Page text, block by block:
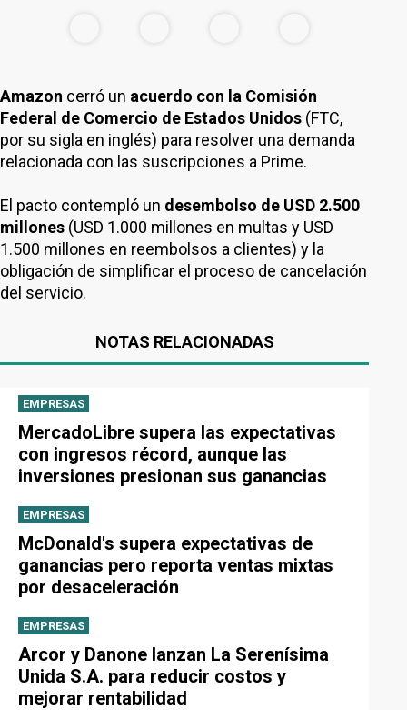
Amazon cerró un acuerdo con la Comisión
Federal de Comercio de Estados Unidos (FTC,
por su sigla en inglés) para resolver una demanda
relacionada con las suscripciones a Prime.
El pacto contempló un desembolso de USD 2.500
millones (USD 1.000 millones en multas y USD
1.500 millones en reembolsos a clientes) y la
obligación de simplificar el proceso de cancelación
del servicio.
NOTAS RELACIONADAS
EMPRESAS
MercadoLibre supera las expectativas
con ingresos récord, aunque las
inversiones presionan sus ganancias
EMPRESAS
McDonald's supera expectativas de
ganancias pero reporta ventas mixtas
por desaceleración
EMPRESAS
Arcor y Danone lanzan La Serenísima
Unida S.A. para reducir costos y
mejorar rentabilidad